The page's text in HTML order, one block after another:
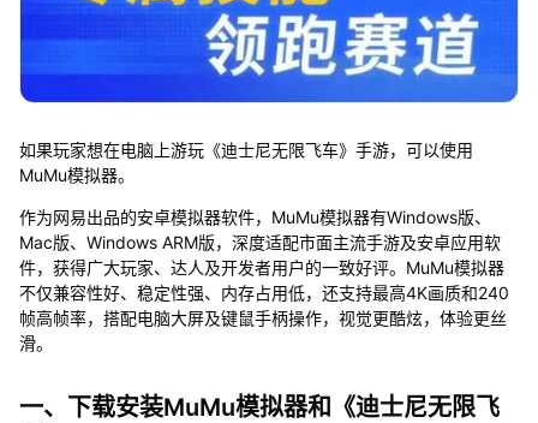
如果玩家想在电脑上游玩《迪士尼无限飞车》手游，可以使用
MuMu模拟器。
作为网易出品的安卓模拟器软件，MuMu模拟器有Windows版、
Mac版、Windows ARM版，深度适配市面主流手游及安卓应用软
件，获得广大玩家、达人及开发者用户的一致好评。MuMu模拟器
不仅兼容性好、稳定性强、内存占用低，还支持最高4K画质和240
帧高帧率，搭配电脑大屏及键鼠手柄操作，视觉更酷炫，体验更丝
滑。
一、下载安装MuMu模拟器和《迪士尼无限飞